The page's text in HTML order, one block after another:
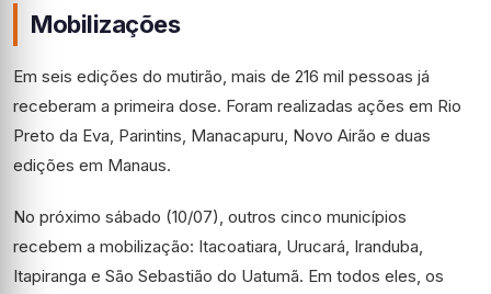
Mobilizações
Em seis edições do mutirão, mais de 216 mil pessoas já
receberam a primeira dose. Foram realizadas ações em Rio
Preto da Eva, Parintins, Manacapuru, Novo Airão e duas
edições em Manaus.
No próximo sábado (10/07), outros cinco municípios
recebem a mobilização: Itacoatiara, Urucará, Iranduba,
Itapiranga e São Sebastião do Uatumã. Em todos eles, os